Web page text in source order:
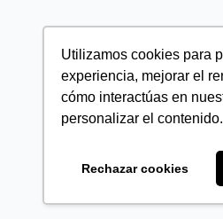
Utilizamos cookies para
experiencia, mejorar el
cómo interactúas en
personalizar el contenido.
Rechazar cookies